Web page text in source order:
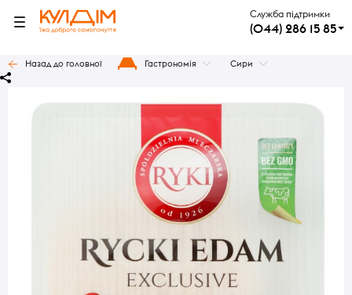
Служба підтримки
(044) 286 15 85
Назад до головної Гастрономія Сири